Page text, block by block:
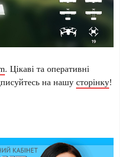
. Цікаві та оперативні
на нашусторінку!